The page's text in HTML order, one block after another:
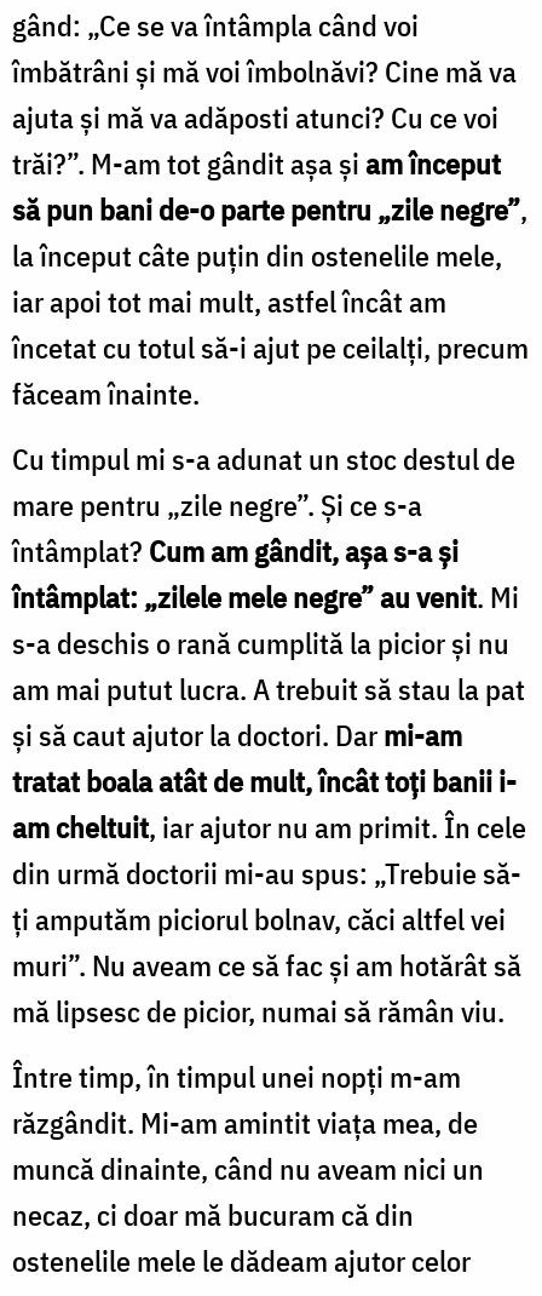
gând: „Ce se va întâmpla când voi
îmbătrâni și mă voi îmbolnăvi? Cine mă va
ajuta și mă va adăposti atunci? Cu ce voi
trăi?”. M-am tot gândit așa șiam început
să pun bani de-o parte pentru „zile negre”,
la început câte puțin din ostenelile mele,
iar apoi tot mai mult, astfel încât am
încetat cu totul să-i ajut pe ceilalți, precum
făceam înainte.
Cu timpul mi s-a adunat un stoc destul de
mare pentru „zile negre”. Și ce s-a
întâmplat? Cum am gândit, așa s-a și
întâmplat: „zilele mele negre” au venit. Mi
s-a deschis o rană cumplită la picior și nu
am mai putut lucra. A trebuit să stau la pat
și să caut ajutor la doctori. Darmi-am
tratat boala atât de mult, încât toți banii i-
am cheltuit, iar ajutor nu am primit. În cele
din urmă doctorii mi-au spus: „Trebuie să-
ți amputăm piciorul bolnav, căci altfel vei
muri”. Nu aveam ce să fac și am hotărât să
mă lipsesc de picior, numai să rămân viu.
Între timp, în timpul unei nopți m-am
răzgândit. Mi-am amintit viața mea, de
muncă dinainte, când nu aveam nici un
necaz, ci doar mă bucuram că din
ostenelile mele le dădeam ajutor celor